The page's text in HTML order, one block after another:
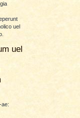
uel
uel
ae: